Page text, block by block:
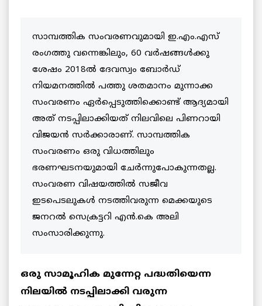
സാമ്പത്തിക സംവരണവുമായി ഇ.എം.എസ്
രംഗത്തു വന്നെങ്കിലും, 60 വര്‍ഷങ്ങള്‍ക്കു
ശേഷം 2018ല്‍ ദേവസ്വം ബോര്‍ഡ്
നിയമനത്തില്‍ പത്തു ശതമാനം മുന്നാക്ക
സംവരണം ഏര്‍പ്പെടുത്തിക്കൊണ്ട് ആദ്യമായി
അത് നടപ്പിലാക്കിയത് നിലവിലെ പിണറായി
വിജയന്‍ സര്‍ക്കാരാണ്. സാമ്പത്തിക
സംവരണം ഒരു വിധത്തിലും
ഭരണഘടനയുമായി ചേര്‍ന്നുപോകുന്നതല്ല.
സംവരണ വിഷയത്തിൽ സജീവ
ഇടപെടലുകൾ നടത്തിവരുന്ന മെക്കയുടെ
ജനറൽ സെക്രട്ടറി എൻ.കെ അലി
സംസാരിക്കുന്നു.
ഒരു സാമൂഹിക മുന്നേറ്റ പദ്ധതിയെന്ന
നിലയില്‍ നടപ്പിലാക്കി വരുന്ന